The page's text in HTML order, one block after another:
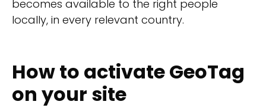
becomes available to the right people
locally, in every relevant country.
How to activate GeoTag
on your site